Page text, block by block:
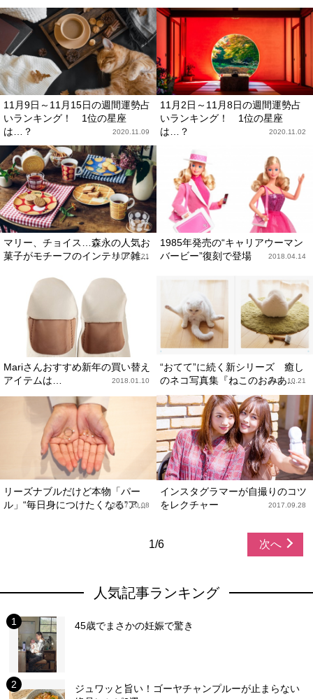
11月9日～11月15日の週間運勢占
いランキング！ 1位の星座
は…？
2020.11.09
11月2日～11月8日の週間運勢占
いランキング！ 1位の星座
は…？
2020.11.02
マリー、チョイス…森永の人気お
菓子がモチーフのインテリア雑...
2018.09.21
1985年発売の“キャリアウーマン
バービー”復刻で登場
2018.04.14
Mariさんおすすめ新年の買い替え
アイテムは…
2018.01.10
“おてて”に続く新シリーズ 癒し
のネコ写真集『ねこのおみあ...
2017.10.21
リーズナブルだけど本物「パー
ル」“毎日身につけたくなる”ア...
2017.10.08
インスタグラマーが自撮りのコツ
をレクチャー
2017.09.28
1/6 次へ
人気記事ランキング
45歳でまさかの妊娠で驚き
ジュワッと旨い！ゴーヤチャンプルーが止まらない